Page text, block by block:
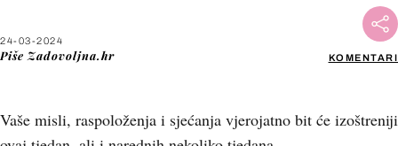
24-03-2024
Piše Zadovoljna.hr KOMENTARI
Vaše misli, raspoloženja i sjećanja vjerojatno bit će izoštreniji